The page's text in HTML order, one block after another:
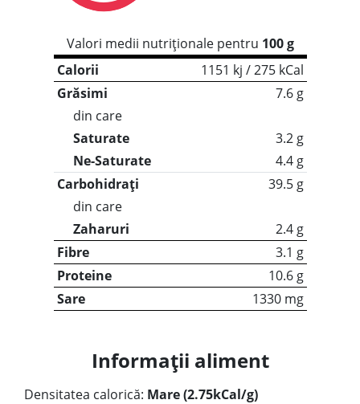
Valori medii nutriționale pentru 100 g
Calorii
1151 kj / 275 kCal
Grăsimi
7.6 g
din care
Saturate
3.2 g
Ne-Saturate
4.4 g
Carbohidrați
39.5 g
din care
Zaharuri
2.4 g
Fibre
3.1 g
Proteine
10.6 g
Sare
1330 mg
Informații aliment
Densitatea calorică: Mare (2.75kCal/g)